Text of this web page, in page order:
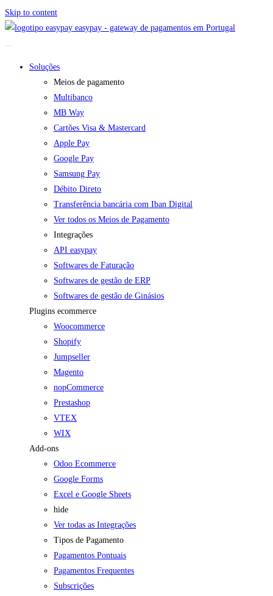
Skip to content
easypay - gateway de pagamentos em Portugal
Soluções
Meios de pagamento
Multibanco
MB Way
Cartões Visa & Mastercard
Apple Pay
Google Pay
Samsung Pay
Débito Direto
Transferência bancária com Iban Digital
Ver todos os Meios de Pagamento
Integrações
API easypay
Softwares de Faturação
Softwares de gestão de ERP
Softwares de gestão de Ginásios
Plugins ecommerce
Woocommerce
Shopify
Jumpseller
Magento
nopCommerce
Prestashop
VTEX
WIX
Add-ons
Odoo Ecommerce
Google Forms
Excel e Google Sheets
hide
Ver todas as Integrações
Tipos de Pagamento
Pagamentos Pontuais
Pagamentos Frequentes
Subscrições